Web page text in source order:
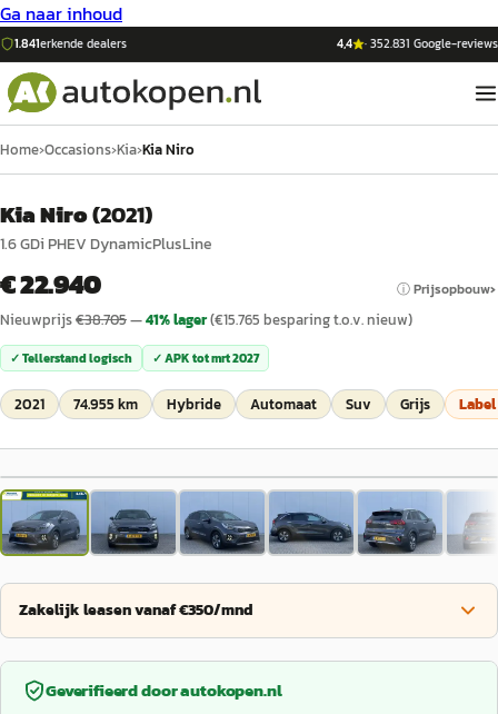
Ga naar inhoud
1.841erkende dealers 4,4 ·352.831 Google-reviews
Home›Occasions›Kia›Kia Niro
Kia Niro(2021)
1.6 GDi PHEV DynamicPlusLine
€ 22.940 ⓘ Prijsopbouw
Nieuwprijs€38.705—41% lager(€15.765 besparing t.o.v. nieuw)
✓ Tellerstand logisch ✓ APK totmrt 2027
2021 74.955 km Hybride Automaat Suv Grijs Label
1/41
Zakelijk leasen vanaf €350/mnd
Geverifieerd doorautokopen.nl